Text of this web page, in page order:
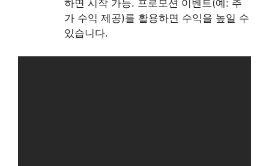
하면 시작 가능. 프로모션 이벤트(예: 추
가 수익 제공)를 활용하면 수익을 높일 수
있습니다.